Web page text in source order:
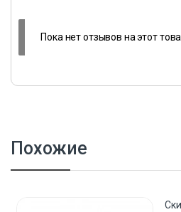
Пока нет отзывов на этот
Похожие